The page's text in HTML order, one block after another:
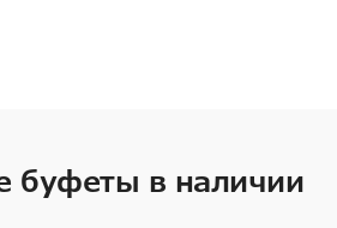
буфеты в наличии